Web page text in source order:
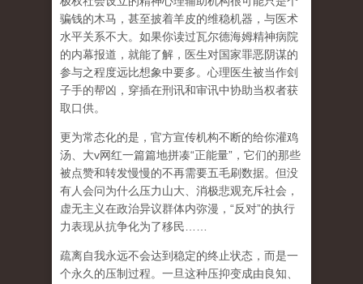
骗钱的木马，甚至披着羊皮的维稳机器，与医术
水平关系不大。如果你读过瓦尔德海姆精神病院
的内幕报道，就能了解，医生对国家罪恶阴谋的
参与之程度远比想象中要多。心理医生被当作刽
子手的帮凶，穿插在刑讯和审讯中协助当权者获
取口供。
更为常态化的是，官方宣传机构不断的给你灌鸡
汤、大v网红一篇篇地拼凑“正能量” ，它们的那些
被点赞和转发慢慢的不再需要五毛刷数据。但没
有人会问为什么压力山大、消极悲观充斥社会，
虚无主义在政治异议群体内弥漫， “反对”的执行
力表现从抗争化为了移民
疏离自我永远不会达到稳定的终止状态，而是一
个永久的压制过程。一旦这种压抑变成由良知、